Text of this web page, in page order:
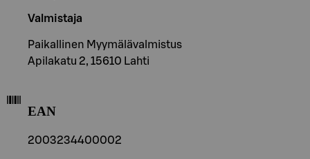
Valmistaja
Paikallinen Myymälävalmistus
Apilakatu 2, 15610 Lahti
EAN
2003234400002